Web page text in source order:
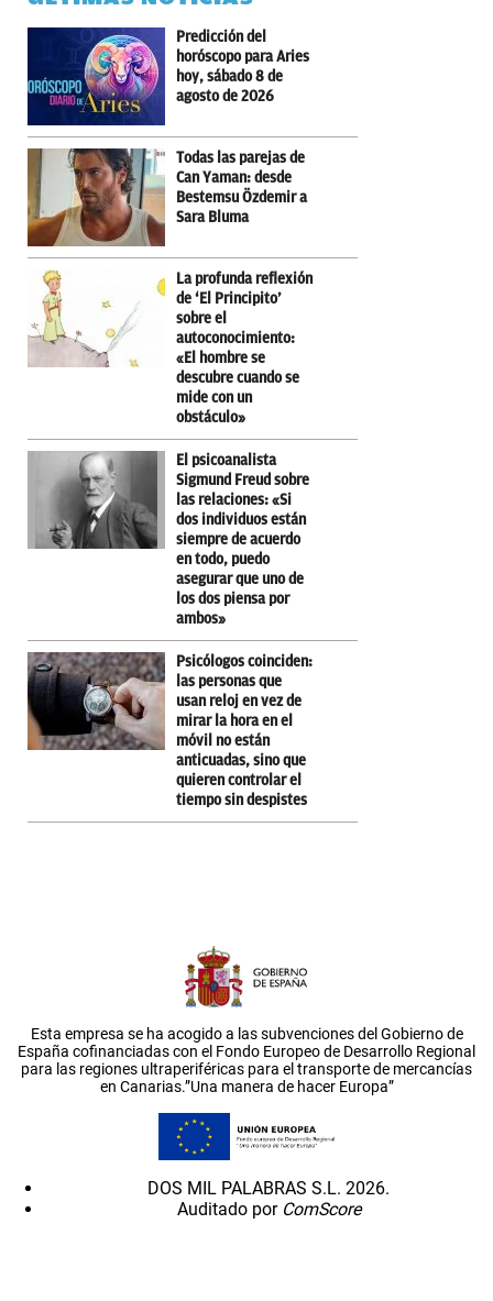
Predicción del
horóscopo para Aries
hoy, sábado 8 de
agosto de 2026
Todas las parejas de
Can Yaman: desde
Bestemsu Özdemir a
Sara Bluma
La profunda reflexión
de ‘El Principito’
sobre el
autoconocimiento:
«El hombre se
descubre cuando se
mide con un
obstáculo»
El psicoanalista
Sigmund Freud sobre
las relaciones: «Si
dos individuos están
siempre de acuerdo
en todo, puedo
asegurar que uno de
los dos piensa por
ambos»
Psicólogos coinciden:
las personas que
usan reloj en vez de
mirar la hora en el
móvil no están
anticuadas, sino que
quieren controlar el
tiempo sin despistes
Esta empresa se ha acogido a las subvenciones del Gobierno de
España cofinanciadas con el Fondo Europeo de Desarrollo Regional
para las regiones ultraperiféricas para el transporte de mercancías
en Canarias.”Una manera de hacer Europa”
DOS MIL PALABRAS S.L. 2026.
Auditado por ComScore